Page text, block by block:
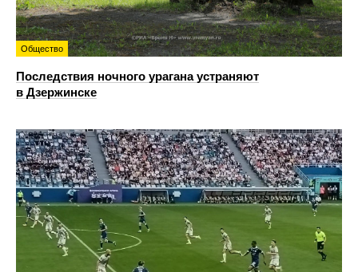
Общество
Последствия ночного урагана устраняют
в Дзержинске